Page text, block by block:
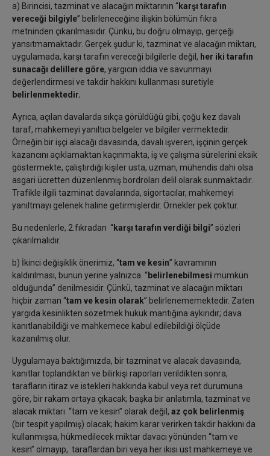
a) Birincisi, tazminat ve alacağın miktarının “karşı tarafın
vereceği bilgiyle” belirleneceğine ilişkin bölümün fıkra
metninden çıkarılmasıdır. Çünkü, bu doğru olmayıp, gerçeği
yansıtmamaktadır. Gerçek şudur ki, tazminat ve alacağın miktarı,
uygulamada, karşı tarafın vereceği bilgilerle değil, her iki tarafın
sunacağı delillere göre, yargıcın iddia ve savunmayı
değerlendirmesi ve takdir hakkını kullanması suretiyle
belirlenmektedir.
Ayrıca, açılan davalarda sıkça görüldüğü gibi, çoğu kez davalı
taraf, mahkemeyi yanıltıcı belgeler ve bilgiler vermektedir.
Örneğin bir işçi alacağı davasında, davalı işveren, işçinin gerçek
kazancını açıklamaktan kaçınmakta, iş ve çalışma sürelerini eksik
göstermekte, çalıştırdığı kişiler usta, uzman, mühendis dahi olsa
asgari ücretten düzenlenmiş bordroları delil olarak sunmaktadır.
Trafikle ilgili tazminat davalarında, sigortacılar, mahkemeyi
yanıltmayı gelenek haline getirmişlerdir. Örnekler pek çoktur.
Bu nedenlerle, 2.fıkradan “karşı tarafın verdiği bilgi” sözleri
çıkarılmalıdır.
b) İkinci değişiklik önerimiz, “tam ve kesin” kavramının
kaldırılması, bunun yerine yalnızca “belirlenebilmesi mümkün
olduğunda” denilmesidir. Çünkü, tazminat ve alacağın miktarı
hiçbir zaman “tam ve kesin olarak” belirlenememektedir. Zaten
yargıda kesinlikten sözetmek hukuk mantığına aykırıdır; dava
kanıtlanabildiği ve mahkemece kabul edilebildiği ölçüde
kazanılmış olur.
Uygulamaya baktığımızda, bir tazminat ve alacak davasında,
kanıtlar toplandıktan ve bilirkişi raporları verildikten sonra,
tarafların itiraz ve istekleri hakkında kabul veya ret durumuna
göre, bir rakam ortaya çıkacak; başka bir anlatımla, tazminat ve
alacak miktarı “tam ve kesin” olarak değil, az çok belirlenmiş
(bir tespit yapılmış) olacak; hakim karar verirken takdir hakkını da
kullanmışsa, hükmedilecek miktar davacı yönünden “tam ve
kesin” olmayıp, taraflardan biri veya her ikisi üst mahkemeye ve